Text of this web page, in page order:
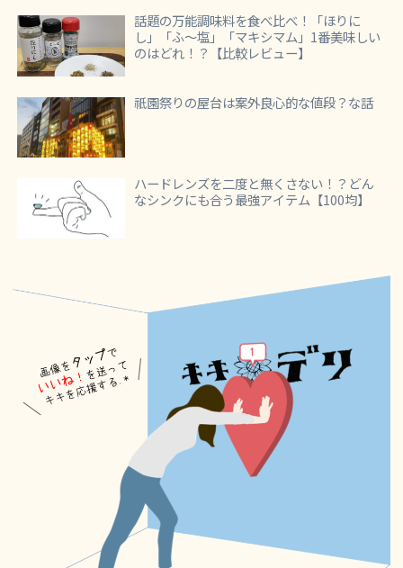
話題の万能調味料を食べ比べ！「ほりに
し」「ふ～塩」「マキシマム」1番美味しい
のはどれ！？【比較レビュー】
祇園祭りの屋台は案外良心的な値段？な話
ハードレンズを二度と無くさない！？どん
なシンクにも合う最強アイテム【100均】